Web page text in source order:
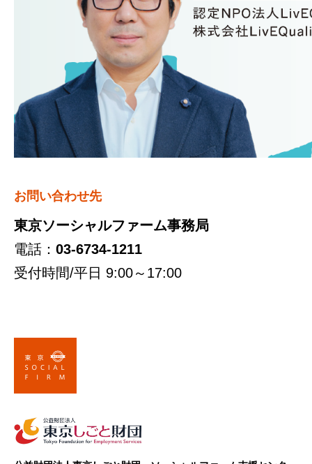
お問い合わせ先
東京ソーシャルファーム事務局
電話： 03-6734-1211
受付時間/平日 9:00～17:00